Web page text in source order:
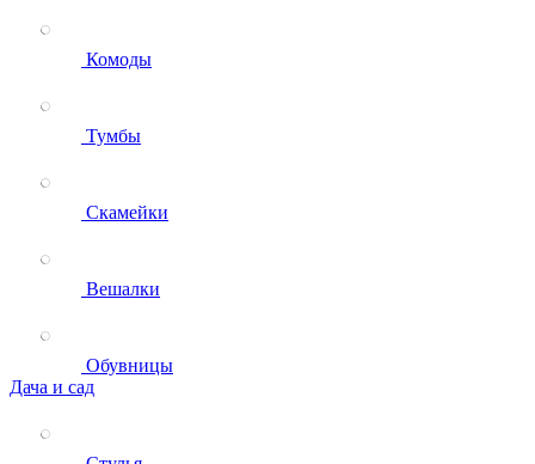
Комоды
Тумбы
Скамейки
Вешалки
Обувницы
Дача и сад